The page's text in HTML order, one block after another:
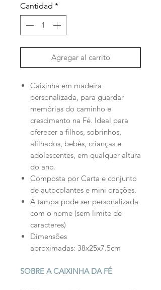
Cantidad *
Agregar al carrito
Caixinha em madeira
personalizada, para guardar
memórias do caminho e
crescimento na Fé. Ideal para
oferecer a filhos, sobrinhos,
afilhados, bebés, crianças e
adolescentes, em qualquer altura
do ano.
Composta por Carta e conjunto
de autocolantes e mini orações.
A tampa pode ser personalizada
com o nome (sem limite de
caracteres)
Dimensões
aproximadas: 38x25x7.5cm
SOBRE A CAIXINHA DA FÉ